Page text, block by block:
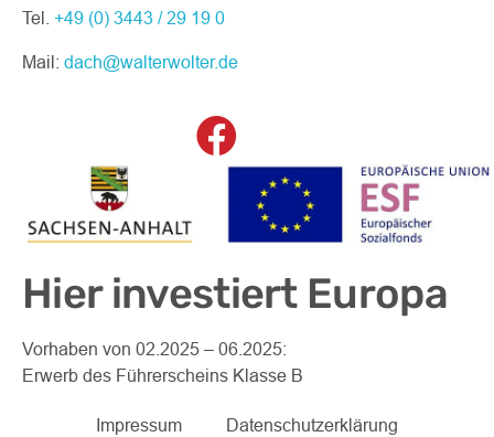
Tel. +49 (0) 3443 / 29 19 0
Mail: dach@walterwolter.de
Hier investiert Europa
Vorhaben von 02.2025 – 06.2025:
Erwerb des Führerscheins Klasse B
Impressum Datenschutzerklärung